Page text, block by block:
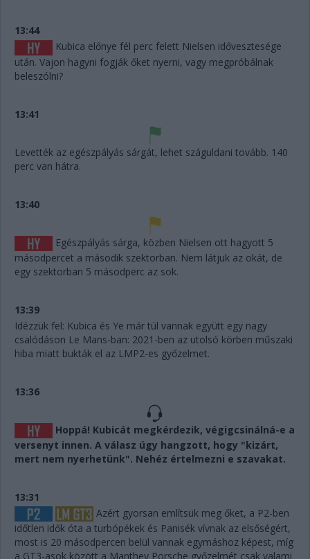
13:44
Kubica előnye fél perc felett Nielsen idővesztesége
után. Vajon hagyni fogják őket nyerni, vagy megpróbálnak
beleszólni?
13:41
Levették az egészpályás sárgát, lehet száguldani tovább. 140
perc van hátra.
13:40
Egészpályás sárga, közben Nielsen ott hagyott 5
másodpercet a második szektorban. Nem látjuk az okát, de
egy szektorban 5 másodperc az sok.
13:39
Idézzük fel: Kubica és Ye már túl vannak együtt egy nagy
csalódáson Le Mans-ban: 2021-ben az utolsó körben műszaki
hiba miatt bukták el az LMP2-es győzelmet.
13:36
Hoppá! Kubicát megkérdezik, végigcsinálná-e a
versenyt innen. A válasz úgy hangzott, hogy "kizárt,
mert nem nyerhetünk". Nehéz értelmezni e szavakat.
13:31
Azért gyorsan említsük meg őket, a P2-ben
időtlen idők óta a turbópékek és Panisék vívnak az elsőségért,
most is 20 másodpercen belül vannak egymáshoz képest, míg
a GT3-asok között a Manthey Porsche győzelmét csak valami